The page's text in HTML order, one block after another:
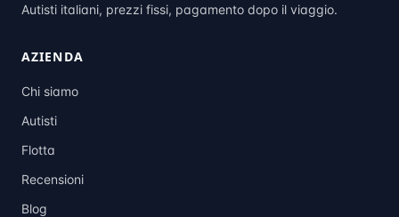
Autisti italiani, prezzi fissi, pagamento dopo il viaggio.
AZIENDA
Chi siamo
Autisti
Flotta
Recensioni
Blog